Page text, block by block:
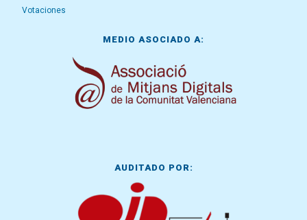
Votaciones
MEDIO ASOCIADO A:
AUDITADO POR: